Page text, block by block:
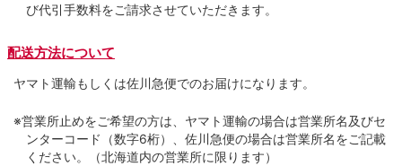
び代引手数料をご請求させていただきます。
配送方法について
ヤマト運輸もしくは佐川急便でのお届けになります。
※営業所止めをご希望の方は、ヤマト運輸の場合は営業所名及びセ
ンターコード（数字6桁）、佐川急便の場合は営業所名をご記載
ください。（北海道内の営業所に限ります）